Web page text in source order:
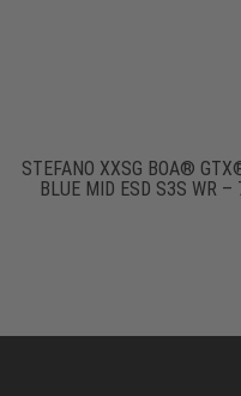
STEFANO XXSG BOA®
BLUE MID ESD S3S WR –